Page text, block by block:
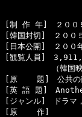
[制 作 年]　２００
[韓国封切]　２００
[日本公開]　２００
[観覧人員]　
（韓国映画デー
[原    題]　公共の
[英 語 題]　
[ジャンル]　ドラマ
[原    作]